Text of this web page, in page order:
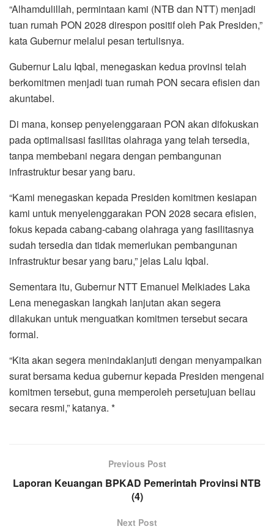
“Alhamdulillah, permintaan kami (NTB dan NTT) menjadi
tuan rumah PON 2028 direspon positif oleh Pak Presiden,”
kata Gubernur melalui pesan tertulisnya.
Gubernur Lalu Iqbal, menegaskan kedua provinsi telah
berkomitmen menjadi tuan rumah PON secara efisien dan
akuntabel.
Di mana, konsep penyelenggaraan PON akan difokuskan
pada optimalisasi fasilitas olahraga yang telah tersedia,
tanpa membebani negara dengan pembangunan
infrastruktur besar yang baru.
“Kami menegaskan kepada Presiden komitmen kesiapan
kami untuk menyelenggarakan PON 2028 secara efisien,
fokus kepada cabang-cabang olahraga yang fasilitasnya
sudah tersedia dan tidak memerlukan pembangunan
infrastruktur besar yang baru,” jelas Lalu Iqbal.
Sementara itu, Gubernur NTT Emanuel Melkiades Laka
Lena menegaskan langkah lanjutan akan segera
dilakukan untuk menguatkan komitmen tersebut secara
formal.
“Kita akan segera menindaklanjuti dengan menyampaikan
surat bersama kedua gubernur kepada Presiden mengenai
komitmen tersebut, guna memperoleh persetujuan beliau
secara resmi,” katanya. *
Previous Post
Laporan Keuangan BPKAD Pemerintah Provinsi NTB
(4)
Next Post